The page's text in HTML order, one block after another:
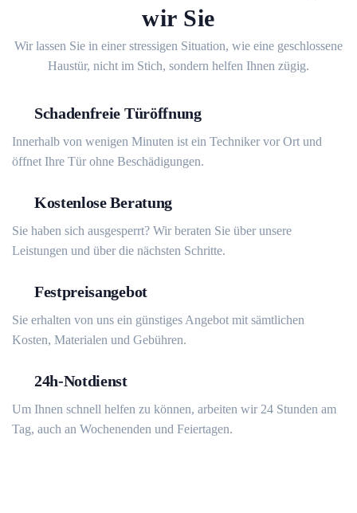
wir Sie
Wir lassen Sie in einer stressigen Situation, wie eine geschlossene
Haustür, nicht im Stich, sondern helfen Ihnen zügig.
Schadenfreie Türöffnung
Innerhalb von wenigen Minuten ist ein Techniker vor Ort und
öffnet Ihre Tür ohne Beschädigungen.
Kostenlose Beratung
Sie haben sich ausgesperrt? Wir beraten Sie über unsere
Leistungen und über die nächsten Schritte.
Festpreisangebot
Sie erhalten von uns ein günstiges Angebot mit sämtlichen
Kosten, Materialen und Gebühren.
24h-Notdienst
Um Ihnen schnell helfen zu können, arbeiten wir 24 Stunden am
Tag, auch an Wochenenden und Feiertagen.